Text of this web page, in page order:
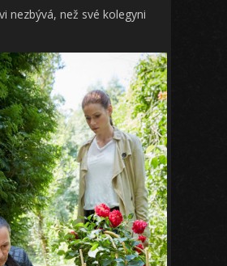
nezbývá, než své kolegyni